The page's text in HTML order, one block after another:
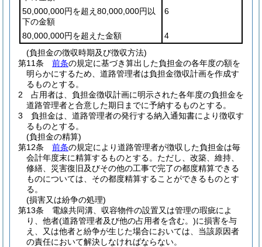
50,000,000円を超え80,000,000円以
下の金額
6
80,000,000円を超えた金額
4
(負担金の徴収時期及び徴収方法)
第11条
前条の規定に基づき算出した負担金の各年度の額を
明らかにするため、道路管理者は負担金徴収計画を作成す
るものとする。
2
占用者は、負担金徴収計画に明示された各年度の負担金を
道路管理者と合意した期日までに予納するものとする。
3
負担金は、道路管理者の発行する納入通知書により徴収す
るものとする。
(負担金の精算)
第12条
前条の規定により道路管理者が徴収した負担金は毎
会計年度末に精算するものとする。 ただし、改築、維持、
修繕、災害復旧及びその他の工事で完了の都度精算できる
ものについては、その都度精算することができるものとす
る。
(損害又は紛争の処理)
第13条
電線共同溝、収容物件の設置又は管理の瑕疵によ
り、他者(道路管理者及び他の占用者を含む。)に損害を与
え、又は他者と紛争が生じた場合においては、当該原因者
の責任において解決しなければならない。